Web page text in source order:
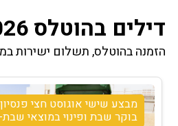
דילים בהוטלס 2026
הזמנה בהוטלס, תשלום ישירות
מבצע שישי אוגוסט חצי
בוקר שבת ופינוי במוצאי